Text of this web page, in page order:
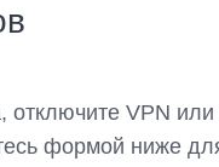
отключите VPN или
формой ниже